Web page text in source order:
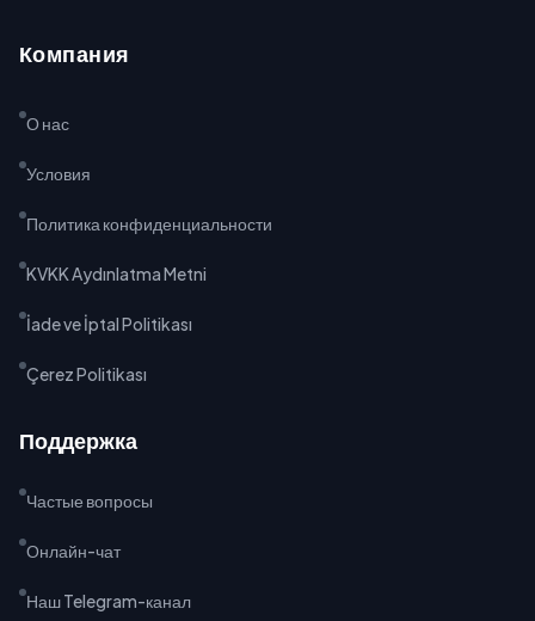
Компания
О нас
Условия
Политика конфиденциальности
KVKK Aydınlatma Metni
İade ve İptal Politikası
Çerez Politikası
Поддержка
Частые вопросы
Онлайн-чат
Наш Telegram-канал